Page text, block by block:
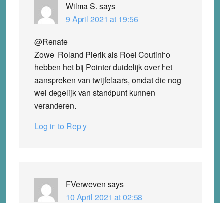
Wilma S. says
9 April 2021 at 19:56
@Renate
Zowel Roland Pierik als Roel Coutinho
hebben het bij Pointer duidelijk over het
aanspreken van twijfelaars, omdat die nog
wel degelijk van standpunt kunnen
veranderen.
Log in to Reply
FVerweven says
10 April 2021 at 02:58